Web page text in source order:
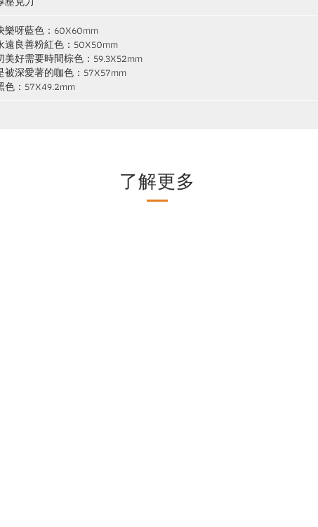
樂呀藍色：60X60mm
遠良善粉紅色：50X50mm
美好需要時間棕色：59.3X52mm
被深愛著的咖色：57X57mm
色：57X49.2mm
了解更多